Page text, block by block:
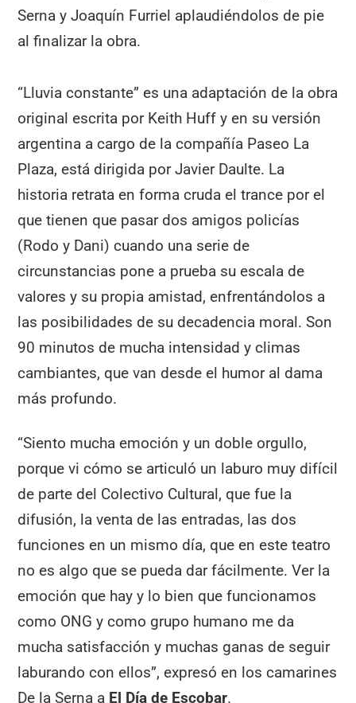
Serna y Joaquín Furriel aplaudiéndolos de pie
al finalizar la obra.
“Lluvia constante” es una adaptación de la obra
original escrita por Keith Huff y en su versión
argentina a cargo de la compañía Paseo La
Plaza, está dirigida por Javier Daulte. La
historia retrata en forma cruda el trance por el
que tienen que pasar dos amigos policías
(Rodo y Dani) cuando una serie de
circunstancias pone a prueba su escala de
valores y su propia amistad, enfrentándolos a
las posibilidades de su decadencia moral. Son
90 minutos de mucha intensidad y climas
cambiantes, que van desde el humor al dama
más profundo.
“Siento mucha emoción y un doble orgullo,
porque vi cómo se articuló un laburo muy difícil
de parte del Colectivo Cultural, que fue la
difusión, la venta de las entradas, las dos
funciones en un mismo día, que en este teatro
no es algo que se pueda dar fácilmente. Ver la
emoción que hay y lo bien que funcionamos
como ONG y como grupo humano me da
mucha satisfacción y muchas ganas de seguir
laburando con ellos”, expresó en los camarines
De la Serna a El Día de Escobar.